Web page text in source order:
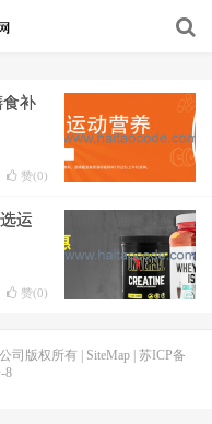
食补
赞(0)
运
赞(0)
司版权所有 | SiteMap| 苏ICP备
8